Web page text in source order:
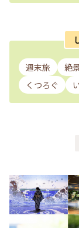
週末旅 絶
くつろぐ